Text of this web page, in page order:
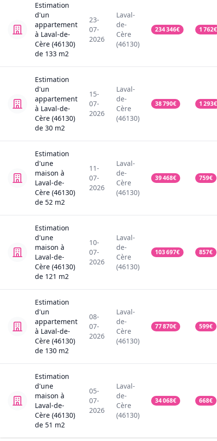
Estimation
d'un
appartement
à Laval-de-
Cère (46130)
de 133 m2
23-
07-
2026
Laval-
de-
Cère
(46130)
234 346€ 1 762€
Estimation
d'un
appartement
à Laval-de-
Cère (46130)
de 30 m2
15-
07-
2026
Laval-
de-
Cère
(46130)
38 790€ 1 293€
Estimation
d'une
maison à
Laval-de-
Cère (46130)
de 52 m2
11-
07-
2026
Laval-
de-
Cère
(46130)
39 468€ 759€
Estimation
d'une
maison à
Laval-de-
Cère (46130)
de 121 m2
10-
07-
2026
Laval-
de-
Cère
(46130)
103 697€ 857€
Estimation
d'un
appartement
à Laval-de-
Cère (46130)
de 130 m2
08-
07-
2026
Laval-
de-
Cère
(46130)
77 870€ 599€
Estimation
d'une
maison à
Laval-de-
Cère (46130)
de 51 m2
05-
07-
2026
Laval-
de-
Cère
(46130)
34 068€ 668€